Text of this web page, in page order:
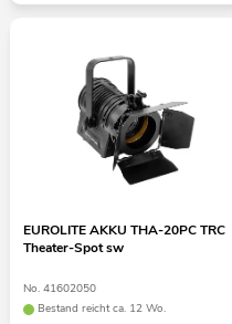
EUROLITE AKKU THA-20PC TRC
Theater-Spot sw
No. 41602050
Bestand reicht ca. 12 Wo.